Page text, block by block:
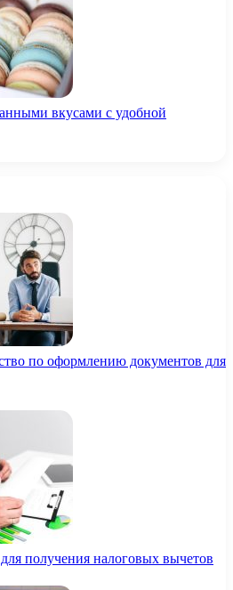
вкусами с удобной
по оформлению документов для
получения налоговых вычетов